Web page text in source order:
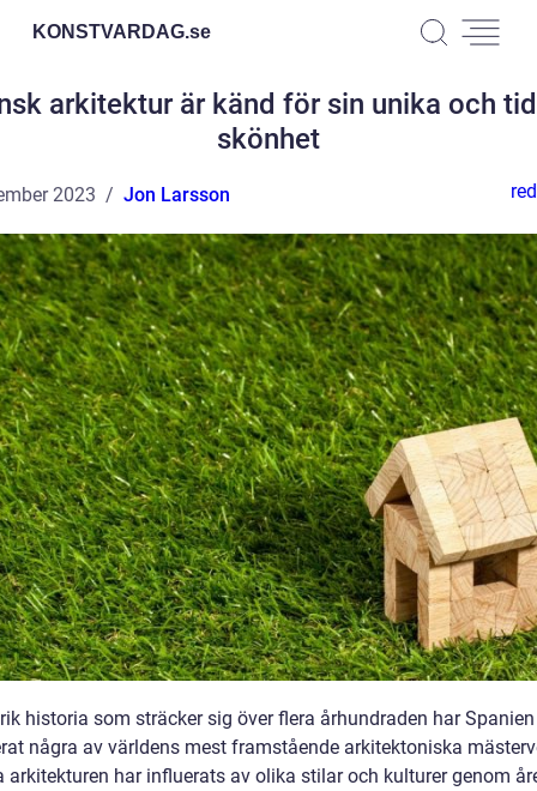
KONSTVARDAG.se
arkitektur är känd för sin unika och
skönhet
2023 Jon Larsson
historia som sträcker sig över flera århundraden har Spanien
några av världens mest framstående arkitektoniska
arkitekturen har influerats av olika stilar och kulturer genom